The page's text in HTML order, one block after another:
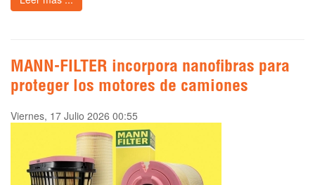
MANN-FILTER incorpora nanofibras para
proteger los motores de camiones
Viernes, 17 Julio 2026 00:55